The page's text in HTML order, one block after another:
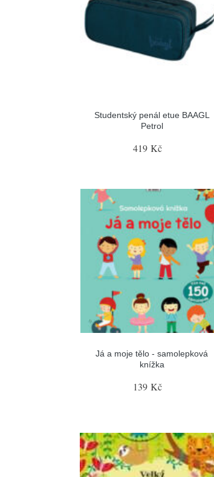
Studentský penál etue BAAGL
Petrol
419 Kč
Já a moje tělo - samolepková
knížka
139 Kč